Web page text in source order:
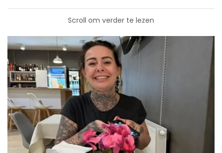
Scroll om verder te lezen